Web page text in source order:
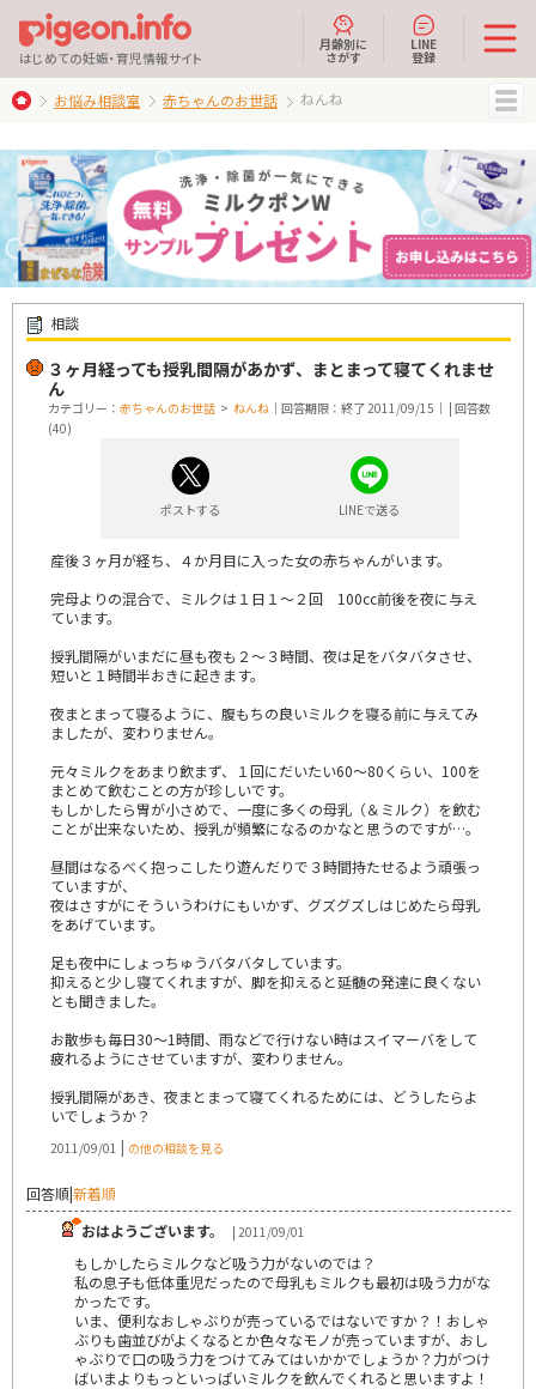
はじめての妊娠・育児情報サイト
月齢別に
さがす
LINE
登録
お悩み相談室 赤ちゃんのお世話 ねんね
相談
３ヶ月経っても授乳間隔があかず、まとまって寝てくれませ
ん
カテゴリー： 赤ちゃんのお世話 > ねんね ｜回答期限：終了 2011/09/15｜ | 回答数
(40)
ポストする LINEで送る
産後３ヶ月が経ち、４か月目に入った女の赤ちゃんがいます。
完母よりの混合で、ミルクは１日１～２回 100cc前後を夜に与え
ています。
授乳間隔がいまだに昼も夜も２～３時間、夜は足をバタバタさせ、
短いと１時間半おきに起きます。
夜まとまって寝るように、腹もちの良いミルクを寝る前に与えてみ
ましたが、変わりません。
元々ミルクをあまり飲まず、１回にだいたい60～80くらい、100を
まとめて飲むことの方が珍しいです。
もしかしたら胃が小さめで、一度に多くの母乳（＆ミルク）を飲む
ことが出来ないため、授乳が頻繁になるのかなと思うのですが…。
昼間はなるべく抱っこしたり遊んだりで３時間持たせるよう頑張っ
ていますが、
夜はさすがにそういうわけにもいかず、グズグズしはじめたら母乳
をあげています。
足も夜中にしょっちゅうバタバタしています。
抑えると少し寝てくれますが、脚を抑えると延髄の発達に良くない
とも聞きました。
お散歩も毎日30～1時間、雨などで行けない時はスイマーバをして
疲れるようにさせていますが、変わりません。
授乳間隔があき、夜まとまって寝てくれるためには、どうしたらよ
いでしょうか？
2011/09/01 | の他の相談を見る
回答順|新着順
おはようございます。
| 2011/09/01
もしかしたらミルクなど吸う力がないのでは？
私の息子も低体重児だったので母乳もミルクも最初は吸う力がな
かったです。
いま、便利なおしゃぶりが売っているではないですか？！おしゃ
ぶりも歯並びがよくなるとか色々なモノが売っていますが、おし
ゃぶりで口の吸う力をつけてみてはいかかでしょうか？力がつけ
ばいまよりもっといっぱいミルクを飲んでくれると思いますよ！